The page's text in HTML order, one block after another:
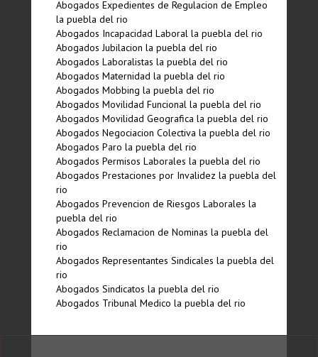
Abogados Expedientes de Regulacion de Empleo
la puebla del rio
Abogados Incapacidad Laboral la puebla del rio
Abogados Jubilacion la puebla del rio
Abogados Laboralistas la puebla del rio
Abogados Maternidad la puebla del rio
Abogados Mobbing la puebla del rio
Abogados Movilidad Funcional la puebla del rio
Abogados Movilidad Geografica la puebla del rio
Abogados Negociacion Colectiva la puebla del rio
Abogados Paro la puebla del rio
Abogados Permisos Laborales la puebla del rio
Abogados Prestaciones por Invalidez la puebla del
rio
Abogados Prevencion de Riesgos Laborales la
puebla del rio
Abogados Reclamacion de Nominas la puebla del
rio
Abogados Representantes Sindicales la puebla del
rio
Abogados Sindicatos la puebla del rio
Abogados Tribunal Medico la puebla del rio